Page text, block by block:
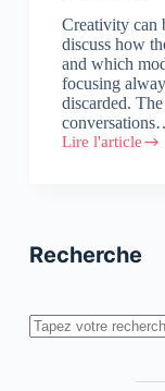
Creativity can
discuss how
and which
focusing
discarded.
Lire l'article
Creative
complexity?
Recherche
Rechercher